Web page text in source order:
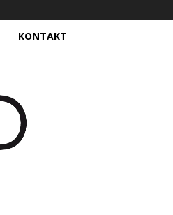
KONTAKT